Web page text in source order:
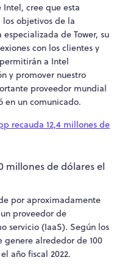
cree que esta
los objetivos de la
de Tower, su
con los clientes y
a Intel
y promover nuestro
proveedor mundial
un comunicado.
recauda 12,4 millones de
millones de dólares el
por aproximadamente
proveedor de
servicio (IaaS). Según los
alrededor de 100
año fiscal 2022.